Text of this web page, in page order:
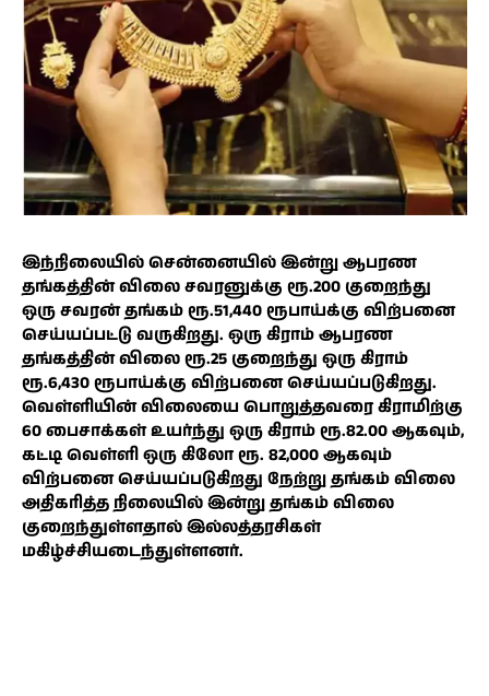
இந்நிலையில் சென்னையில் இன்று ஆபரண
தங்கத்தின் விலை சவரனுக்கு ரூ.200 குறைந்து
ஒரு சவரன் தங்கம் ரூ.51,440 ரூபாய்க்கு விற்பனை
செய்யப்பட்டு வருகிறது. ஒரு கிராம் ஆபரண
தங்கத்தின் விலை ரூ.25 குறைந்து ஒரு கிராம்
ரூ.6,430 ரூபாய்க்கு விற்பனை செய்யப்படுகிறது.
வெள்ளியின் விலையை பொறுத்தவரை கிராமிற்கு
60 பைசாக்கள் உயர்ந்து ஒரு கிராம் ரூ.82.00 ஆகவும்,
கட்டி வெள்ளி ஒரு கிலோ ரூ. 82,000 ஆகவும்
விற்பனை செய்யப்படுகிறது நேற்று தங்கம் விலை
அதிகரித்த நிலையில் இன்று தங்கம் விலை
குறைந்துள்ளதால் இல்லத்தரசிகள்
மகிழ்ச்சியடைந்துள்ளனர்.